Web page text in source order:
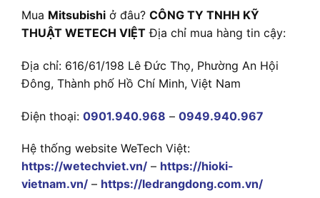
Mua Mitsubishi ở đâu? CÔNG TY TNHH KỸ
THUẬT WETECH VIỆT Địa chỉ mua hàng tin cậy:
Địa chỉ: 616/61/198 Lê Đức Thọ, Phường An Hội
Đông, Thành phố Hồ Chí Minh, Việt Nam
Điện thoại: 0901.940.968 – 0949.940.967
Hệ thống website WeTech Việt:
https://wetechviet.vn/ – https://hioki-
vietnam.vn/ – https://ledrangdong.com.vn/